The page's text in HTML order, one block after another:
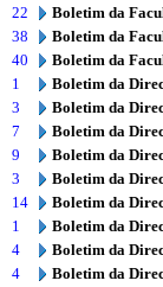
22
Boletim da
38
Boletim da
40
Boletim da
1
Boletim da
3
Boletim da
7
Boletim da
9
Boletim da
3
Boletim da
14
Boletim da
1
Boletim da
4
Boletim da
4
Boletim da